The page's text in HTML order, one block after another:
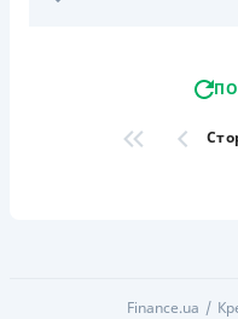
Finance.ua